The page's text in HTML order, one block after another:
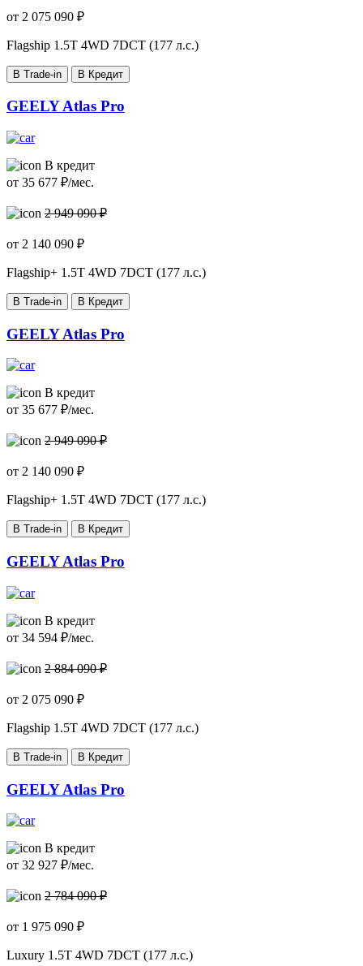
от 2 075 090 ₽
Flagship 1.5T 4WD 7DCT (177 л.с.)
В Trade-in В Кредит
GEELY Atlas Pro
В кредит
от 35 677 ₽/мес.
2 949 090 ₽
от 2 140 090 ₽
Flagship+ 1.5T 4WD 7DCT (177 л.с.)
В Trade-in В Кредит
GEELY Atlas Pro
В кредит
от 35 677 ₽/мес.
2 949 090 ₽
от 2 140 090 ₽
Flagship+ 1.5T 4WD 7DCT (177 л.с.)
В Trade-in В Кредит
GEELY Atlas Pro
В кредит
от 34 594 ₽/мес.
2 884 090 ₽
от 2 075 090 ₽
Flagship 1.5T 4WD 7DCT (177 л.с.)
В Trade-in В Кредит
GEELY Atlas Pro
В кредит
от 32 927 ₽/мес.
2 784 090 ₽
от 1 975 090 ₽
Luxury 1.5T 4WD 7DCT (177 л.с.)